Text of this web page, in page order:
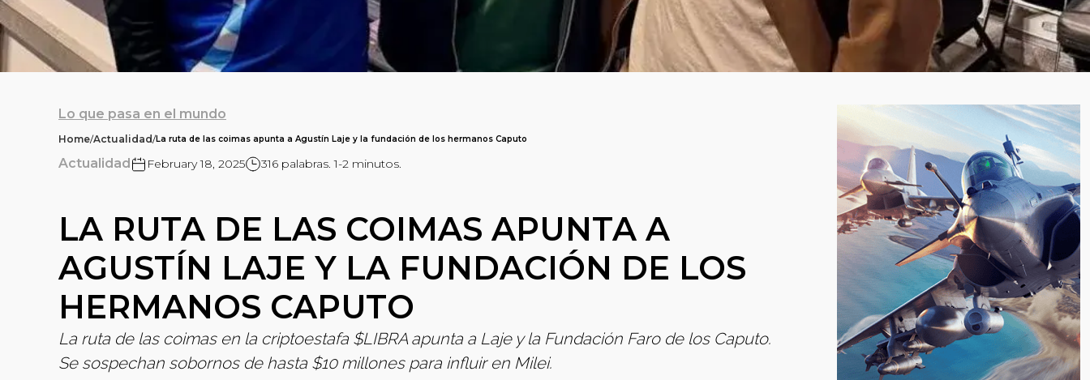
Lo que pasa en el mundo
Home/Actualidad/La ruta de las coimas apunta a Agustín Laje y la fundación de los hermanos Caputo
Actualidad February 18, 2025 316 palabras. 1-2 minutos.
LA RUTA DE LAS COIMAS APUNTA A
AGUSTÍN LAJE Y LA FUNDACIÓN DE LOS
HERMANOS CAPUTO
La ruta de las coimas en la criptoestafa $LIBRA apunta a Laje y la Fundación Faro de los Caputo.
Se sospechan sobornos de hasta $10 millones para influir en Milei.